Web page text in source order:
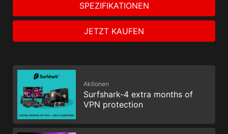
SPEZIFIKATIONEN
JETZT KAUFEN
Aktionen
Surfshark-4 extra months of
VPN protection